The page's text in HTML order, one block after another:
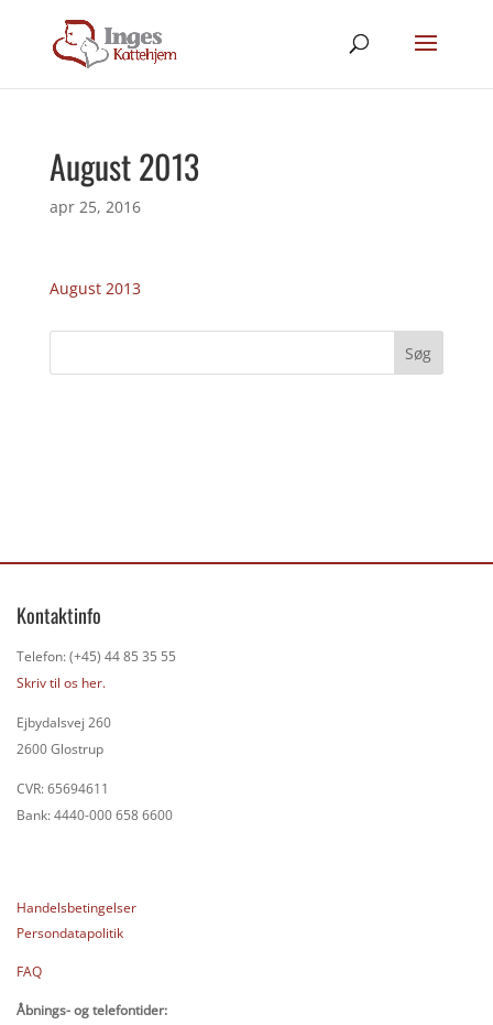
August 2013
apr 25, 2016
August 2013
Kontaktinfo
Telefon: (+45) 44 85 35 55
Skriv til os her.
Ejbydalsvej 260
2600 Glostrup
CVR: 65694611
Bank: 4440-000 658 6600
Handelsbetingelser
Persondatapolitik
FAQ
Åbnings- og telefontider: